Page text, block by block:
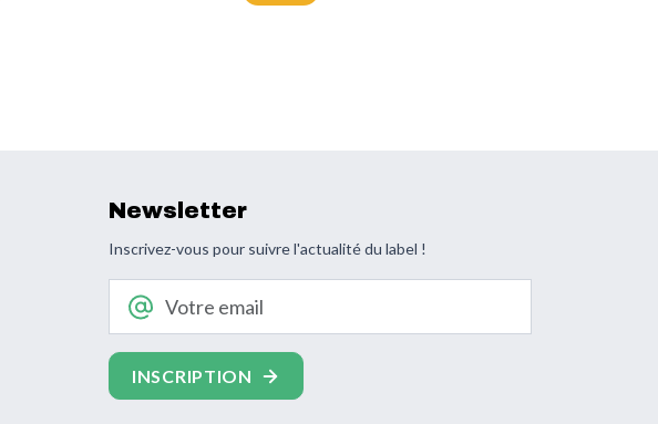
Newsletter
Inscrivez-vous pour suivre l'actualité du label !